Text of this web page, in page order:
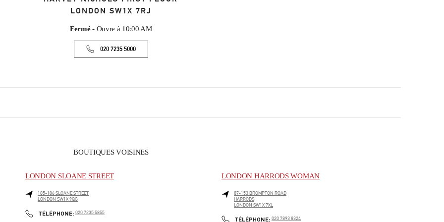
LONDON SW1X 7RJ
Fermé- Ouvre à 10:00 AM
020 7235 5000
BOUTIQUES VOISINES
LONDON SLOANE STREET
185-186 SLOANE STREET
LONDON SW1X 9QG
TÉLÉPHONE: PHONE
020 7235 5855
LONDON HARRODS WOMAN
87-153 BROMPTON ROAD
HARRODS
LONDON SW1X 7XL
TÉLÉPHONE: PHONE
020 7893 8324